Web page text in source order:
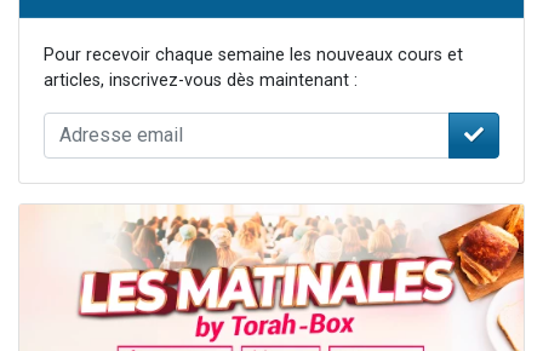
Pour recevoir chaque semaine les nouveaux cours et
articles, inscrivez-vous dès maintenant :